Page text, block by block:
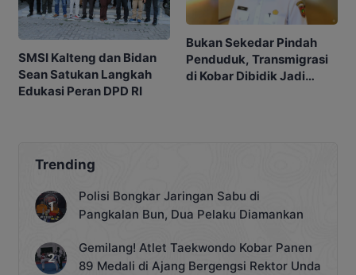
SMSI Kalteng dan Bidan
Sean Satukan Langkah
Edukasi Peran DPD RI
Bukan Sekedar Pindah
Penduduk, Transmigrasi
di Kobar Dibidik Jadi
Trending
Polisi Bongkar Jaringan Sabu di
Pangkalan Bun, Dua Pelaku Diamankan
Gemilang! Atlet Taekwondo Kobar Panen
89 Medali di Ajang Bergengsi Rektor Unda